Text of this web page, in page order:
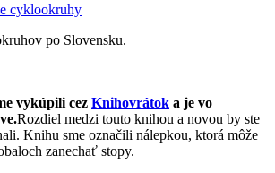
cyklookruhy
po Slovensku.
vykúpili cez Knihovrátok a je vo
Rozdiel medzi touto knihou a novou by ste
Knihu sme označili nálepkou, ktorá môže
zanechať stopy.